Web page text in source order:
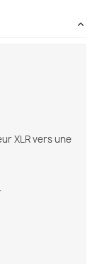
XLR vers une